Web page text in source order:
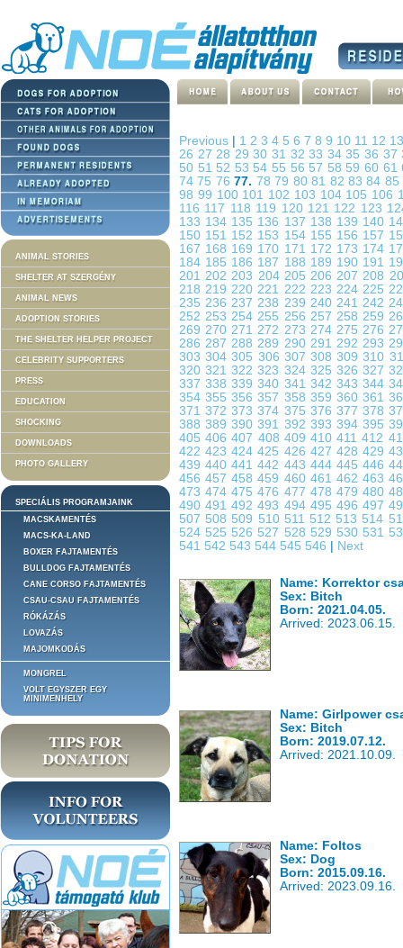
ANIMAL STORIES
SHELTER AT SZERGÉNY
ANIMAL NEWS
ADOPTION STORIES
THE SHELTER HELPER PROJECT
CELEBRITY SUPPORTERS
PRESS
EDUCATION
SHOCKING
DOWNLOADS
PHOTO GALLERY
SPECIÁLIS PROGRAMJAINK
MACSKAMENTÉS
MACS-KA-LAND
BOXER FAJTAMENTÉS
BULLDOG FAJTAMENTÉS
CANE CORSO FAJTAMENTÉS
CSAU-CSAU FAJTAMENTÉS
RÓKÁZÁS
LOVAZÁS
MAJOMKODÁS
MONGREL
VOLT EGYSZER EGY
MINIMENHELY
Previous 1 2 3 4 5 6 7 8 9 10 11 12
26 2728 293031 3233 343536 37
50 51 52 53 54 55 56 57 58 5960 61
7475 7677. 7879 8081 82 8384 85
98 99 100 101 102 103 104 105 106
116 117 118 119 120 121 122 123
133 134 135 136 137 138 139 140
150 151 152 153 154 155 156 157
167 168 169 170 171 172 173 174
184 185 186 187 188 189 190 191
201202203 204 205 206207208
218219220221 222 223 224 225
235236237238 239 240 241 242
252253254255 256 257 258 259
269270271272 273 274 275 276
286287288289 290 291 292 293
303304305 306 307 308309310
320321322323 324 325 326 327
337338339340 341 342 343 344
354355356357 358 359 360 361
371372373374 375 376 377 378
388389390391 392 393 394 395
405406407 408 409 410411412
422423424425 426 427 428 429
439440441442 443 444 445 446
456457458459 460 461 462 463
473474475476 477 478 479 480
490491492493 494 495 496 497
507 508 509 510 511 512 513 514
524 525 526 527 528 529 530 531
541 542 543 544 545 546 Next
Name: Korrektor
Sex: Bitch
Born: 2021.04.05.
Arrived: 2023.06.15.
Name: Girlpower
Sex: Bitch
Born: 2019.07.12.
Arrived: 2021.10.09.
Name: Foltos
Sex: Dog
Born: 2015.09.16.
Arrived: 2023.09.16.